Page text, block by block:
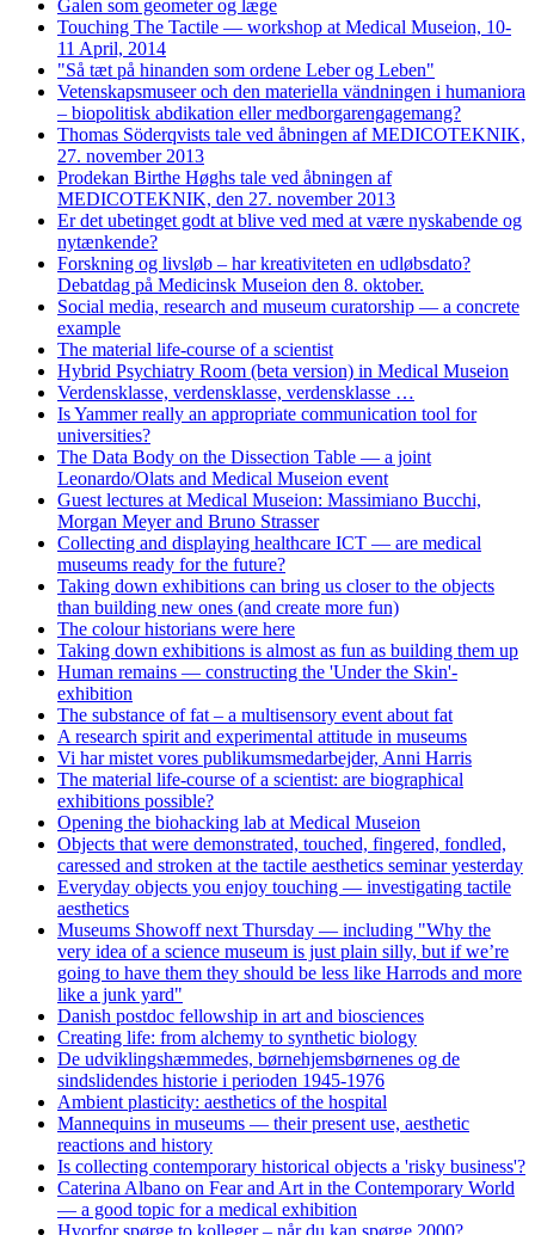
Galen som geometer og læge
Touching The Tactile — workshop at Medical Museion, 10-
11 April, 2014
"Så tæt på hinanden som ordene Leber og Leben"
Vetenskapsmuseer och den materiella vändningen i humaniora
– biopolitisk abdikation eller medborgarengagemang?
Thomas Söderqvists tale ved åbningen af MEDICOTEKNIK,
27. november 2013
Prodekan Birthe Høghs tale ved åbningen af
MEDICOTEKNIK, den 27. november 2013
Er det ubetinget godt at blive ved med at være nyskabende og
nytænkende?
Forskning og livsløb – har kreativiteten en udløbsdato?
Debatdag på Medicinsk Museion den 8. oktober.
Social media, research and museum curatorship — a concrete
example
The material life-course of a scientist
Hybrid Psychiatry Room (beta version) in Medical Museion
Verdensklasse, verdensklasse, verdensklasse …
Is Yammer really an appropriate communication tool for
universities?
The Data Body on the Dissection Table — a joint
Leonardo/Olats and Medical Museion event
Guest lectures at Medical Museion: Massimiano Bucchi,
Morgan Meyer and Bruno Strasser
Collecting and displaying healthcare ICT — are medical
museums ready for the future?
Taking down exhibitions can bring us closer to the objects
than building new ones (and create more fun)
The colour historians were here
Taking down exhibitions is almost as fun as building them up
Human remains — constructing the 'Under the Skin'-
exhibition
The substance of fat – a multisensory event about fat
A research spirit and experimental attitude in museums
Vi har mistet vores publikumsmedarbejder, Anni Harris
The material life-course of a scientist: are biographical
exhibitions possible?
Opening the biohacking lab at Medical Museion
Objects that were demonstrated, touched, fingered, fondled,
caressed and stroken at the tactile aesthetics seminar yesterday
Everyday objects you enjoy touching — investigating tactile
aesthetics
Museums Showoff next Thursday — including "Why the
very idea of a science museum is just plain silly, but if we’re
going to have them they should be less like Harrods and more
like a junk yard"
Danish postdoc fellowship in art and biosciences
Creating life: from alchemy to synthetic biology
De udviklingshæmmedes, børnehjemsbørnenes og de
sindslidendes historie i perioden 1945-1976
Ambient plasticity: aesthetics of the hospital
Mannequins in museums — their present use, aesthetic
reactions and history
Is collecting contemporary historical objects a 'risky business'?
Caterina Albano on Fear and Art in the Contemporary World
— a good topic for a medical exhibition
Hvorfor spørge to kolleger – når du kan spørge 2000?